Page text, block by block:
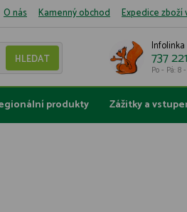
O nás Kamenný obchod Expedice zboží
Infolinka
737
Po - Pá: 8
produkty Zážitky a